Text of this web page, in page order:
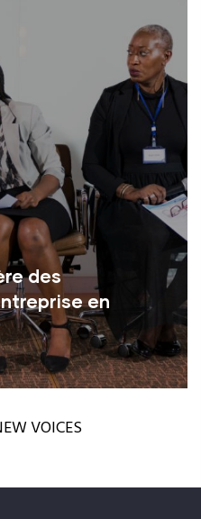
des
en
le Réseau de
VOICES